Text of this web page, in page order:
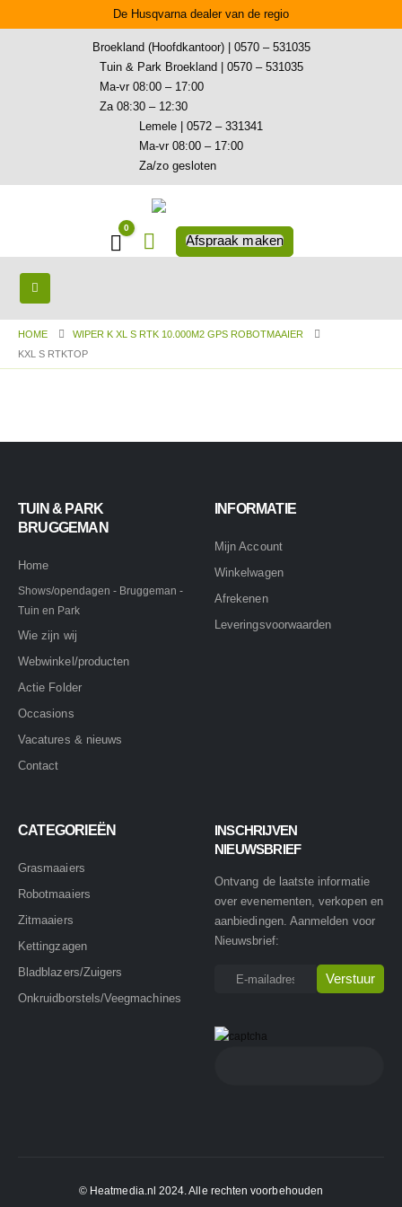
De Husqvarna dealer van de regio
Broekland (Hoofdkantoor) | 0570 – 531035
Tuin & Park Broekland | 0570 – 531035
Ma-vr 08:00 – 17:00
Za 08:30 – 12:30
Lemele | 0572 – 331341
Ma-vr 08:00 – 17:00
Za/zo gesloten
Winkelwagen
0
Afspraak maken
HOME
WIPER K XL S RTK 10.000M2 GPS ROBOTMAAIER
KXL S RTKTOP
TUIN & PARK
BRUGGEMAN
Home
Shows/opendagen - Bruggeman -
Tuin en Park
Wie zijn wij
Webwinkel/producten
Actie Folder
Occasions
Vacatures & nieuws
Contact
INFORMATIE
Mijn Account
Winkelwagen
Afrekenen
Leveringsvoorwaarden
CATEGORIEËN
Grasmaaiers
Robotmaaiers
Zitmaaiers
Kettingzagen
Bladblazers/Zuigers
Onkruidborstels/Veegmachines
INSCHRIJVEN
NIEUWSBRIEF
Ontvang de laatste informatie
over evenementen, verkopen en
aanbiedingen. Aanmelden voor
Nieuwsbrief:
© Heatmedia.nl 2024. Alle rechten voorbehouden